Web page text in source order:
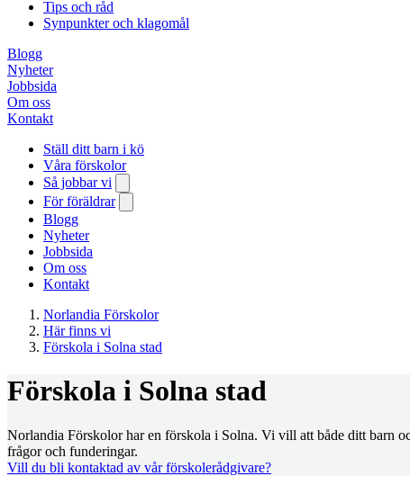
Tips och råd
Synpunkter och klagomål
Blogg
Nyheter
Jobbsida
Om oss
Kontakt
Ställ ditt barn i kö
Våra förskolor
Så jobbar vi
För föräldrar
Blogg
Nyheter
Jobbsida
Om oss
Kontakt
Norlandia Förskolor
Här finns vi
Förskola i Solna stad
Förskola i Solna stad
Norlandia Förskolor har en förskola i Solna. Vi vill att både ditt barn
frågor och funderingar.
Vill du bli kontaktad av vår förskolerådgivare?